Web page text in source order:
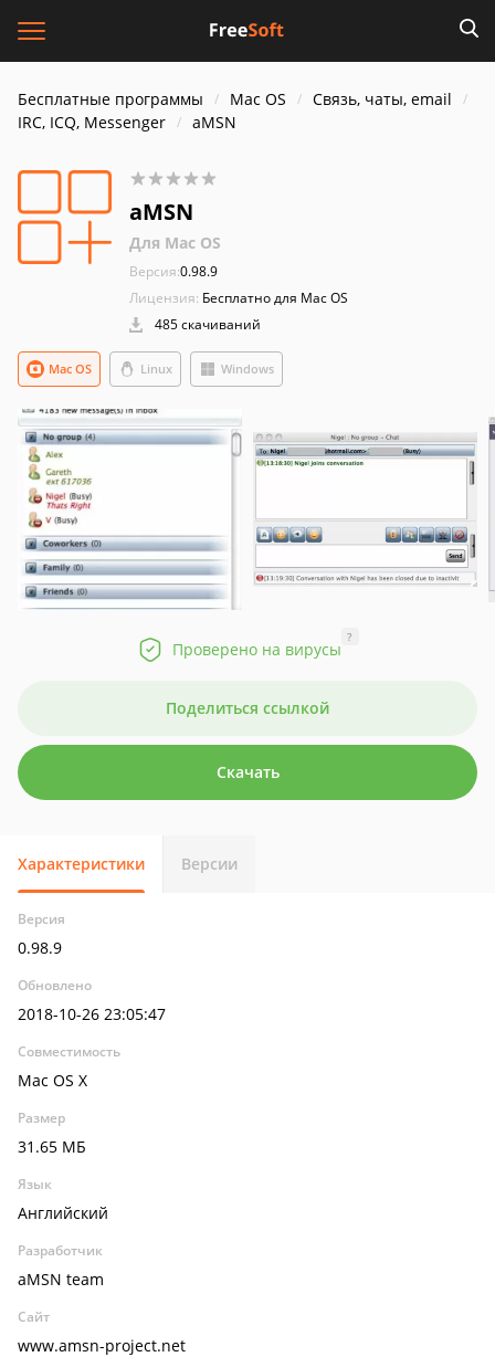
Бесплатные программы Mac OS
Связь, чаты, email
IRC, ICQ, Messenger
aMSN
aMSN
Для Mac OS
Версия:0.98.9
Лицензия: Бесплатно для Mac OS
485 скачиваний
Mac OS Linux Windows
Проверено на вирусы
?
Поделиться ссылкой
Скачать
Характеристики Версии
Версия
0.98.9
Обновлено
2018-10-26 23:05:47
Совместимость
Mac OS X
Размер
31.65 МБ
Язык
Английский
Разработчик
aMSN team
Сайт
www.amsn-project.net